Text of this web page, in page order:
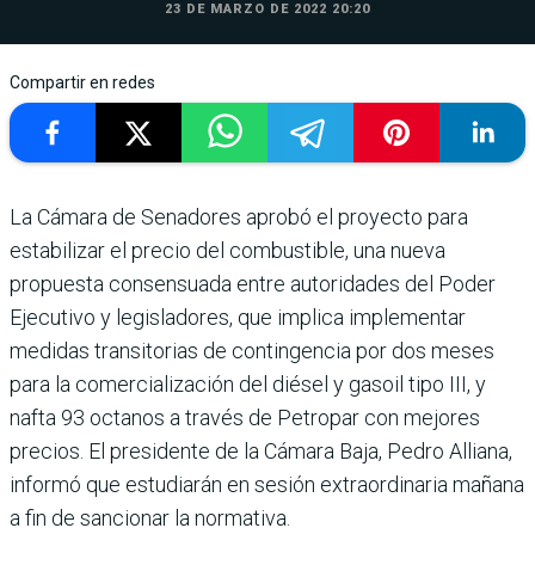
23 DE MARZO DE 2022 20:20
Compartir en redes
La Cámara de Senadores aprobó el proyecto para
estabilizar el precio del combustible, una nueva
propuesta consensuada entre autoridades del Poder
Ejecutivo y legisladores, que implica implementar
medidas transitorias de contingencia por dos meses
para la comercialización del diésel y gasoil tipo III, y
nafta 93 octanos a través de Petropar con mejores
precios. El presidente de la Cámara Baja, Pedro Alliana,
informó que estudiarán en sesión extraordinaria mañana
a fin de sancionar la normativa.